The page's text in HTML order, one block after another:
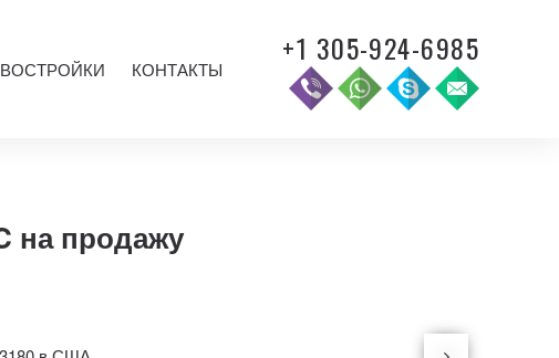
КОНТАКТЫ
+1 305-924-6985
на продажу